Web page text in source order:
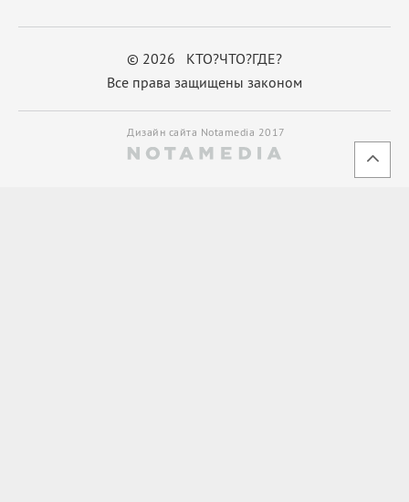
© 2026 КТО?ЧТО?ГДЕ?
Все права защищены законом
Дизайн сайта Notamedia 2017